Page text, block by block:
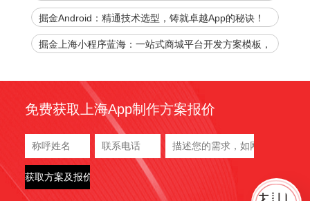
代
掘金Android：精通技术选型，铸就卓越App的秘诀！
掘金上海小程序蓝海：一站式商城平台开发方案模板，
免费获取上海App制作方案报价